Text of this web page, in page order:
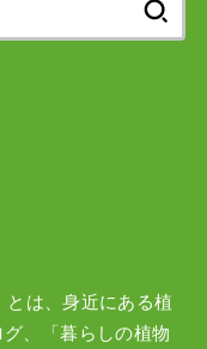
は、身近にある植
、「暮らしの植物